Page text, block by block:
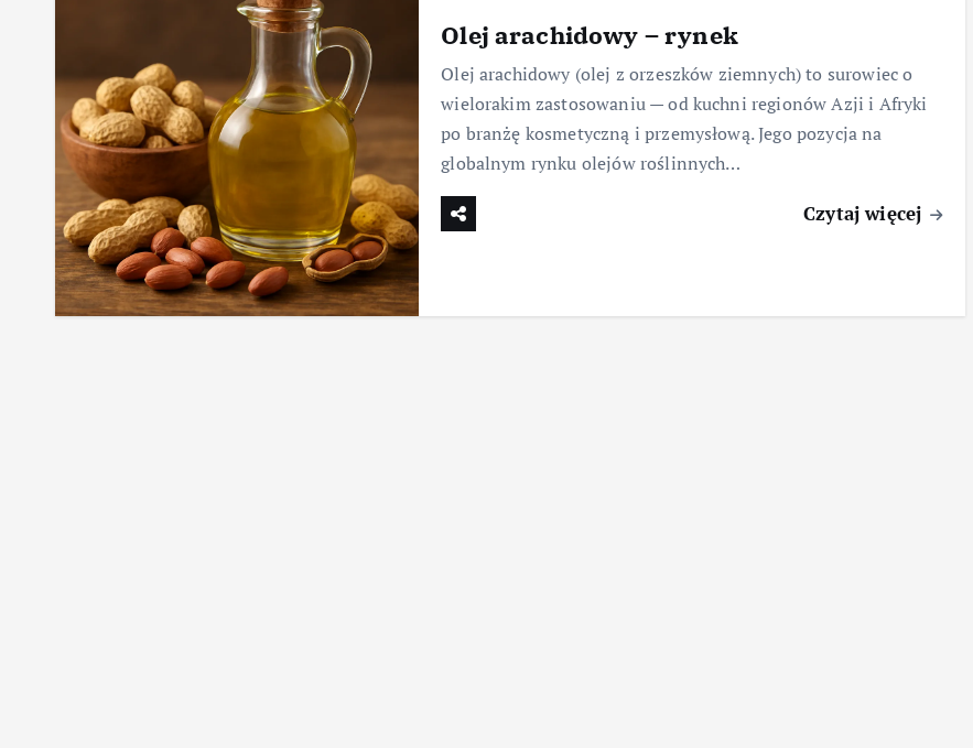
Olej arachidowy – rynek
Olej arachidowy (olej z orzeszków ziemnych) to surowiec o
wielorakim zastosowaniu — od kuchni regionów Azji i Afryki
po branżę kosmetyczną i przemysłową. Jego pozycja na
globalnym rynku olejów roślinnych…
Czytaj więcej